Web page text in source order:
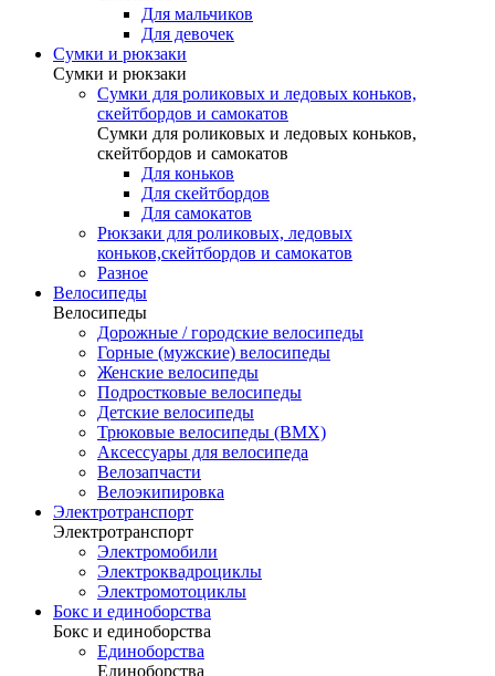
Для мальчиков
Для девочек
Сумки и рюкзаки
Сумки и рюкзаки
Сумки для роликовых и ледовых коньков,
скейтбордов и самокатов
Сумки для роликовых и ледовых коньков,
скейтбордов и самокатов
Для коньков
Для скейтбордов
Для самокатов
Рюкзаки для роликовых, ледовых
коньков,скейтбордов и самокатов
Разное
Велосипеды
Велосипеды
Дорожные / городские велосипеды
Горные (мужские) велосипеды
Женские велосипеды
Подростковые велосипеды
Детские велосипеды
Трюковые велосипеды (BMX)
Аксессуары для велосипеда
Велозапчасти
Велоэкипировка
Электротранспорт
Электротранспорт
Электромобили
Электроквадроциклы
Электромотоциклы
Бокс и единоборства
Бокс и единоборства
Единоборства
Единоборства